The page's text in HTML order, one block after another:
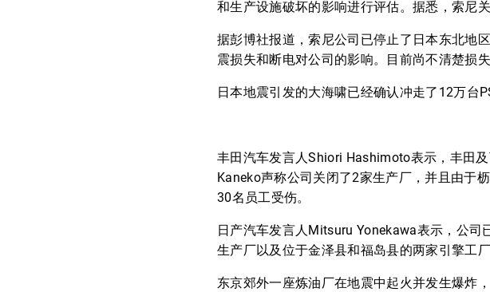
和生产设施破坏的影响进行评估。据悉，索尼
据彭博社报道，索尼公司已停止了日本东北地
震损失和断电对公司的影响。目前尚不清楚损失
日本地震引发的大海啸已经确认冲走了12万台
丰田汽车发言人Shiori Hashimoto表示，丰田
Kaneko声称公司关闭了2家生产厂，并且由于
30名员工受伤。
日产汽车发言人Mitsuru Yonekawa表示，公
生产厂以及位于金泽县和福岛县的两家引擎工
东京郊外一座炼油厂在地震中起火并发生爆炸